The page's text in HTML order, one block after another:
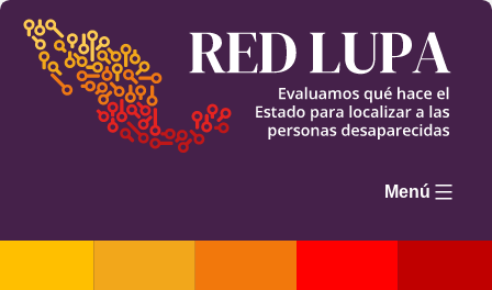
al
contenido
Menú